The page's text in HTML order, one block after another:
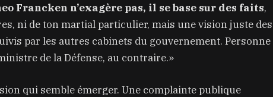
Francken n’exagère pas, il se base sur des faits,
ni de ton martial particulier, mais une vision juste des
par les autres cabinets du gouvernement. Personne
de la Défense, au contraire.»
qui semble émerger. Une complainte publique